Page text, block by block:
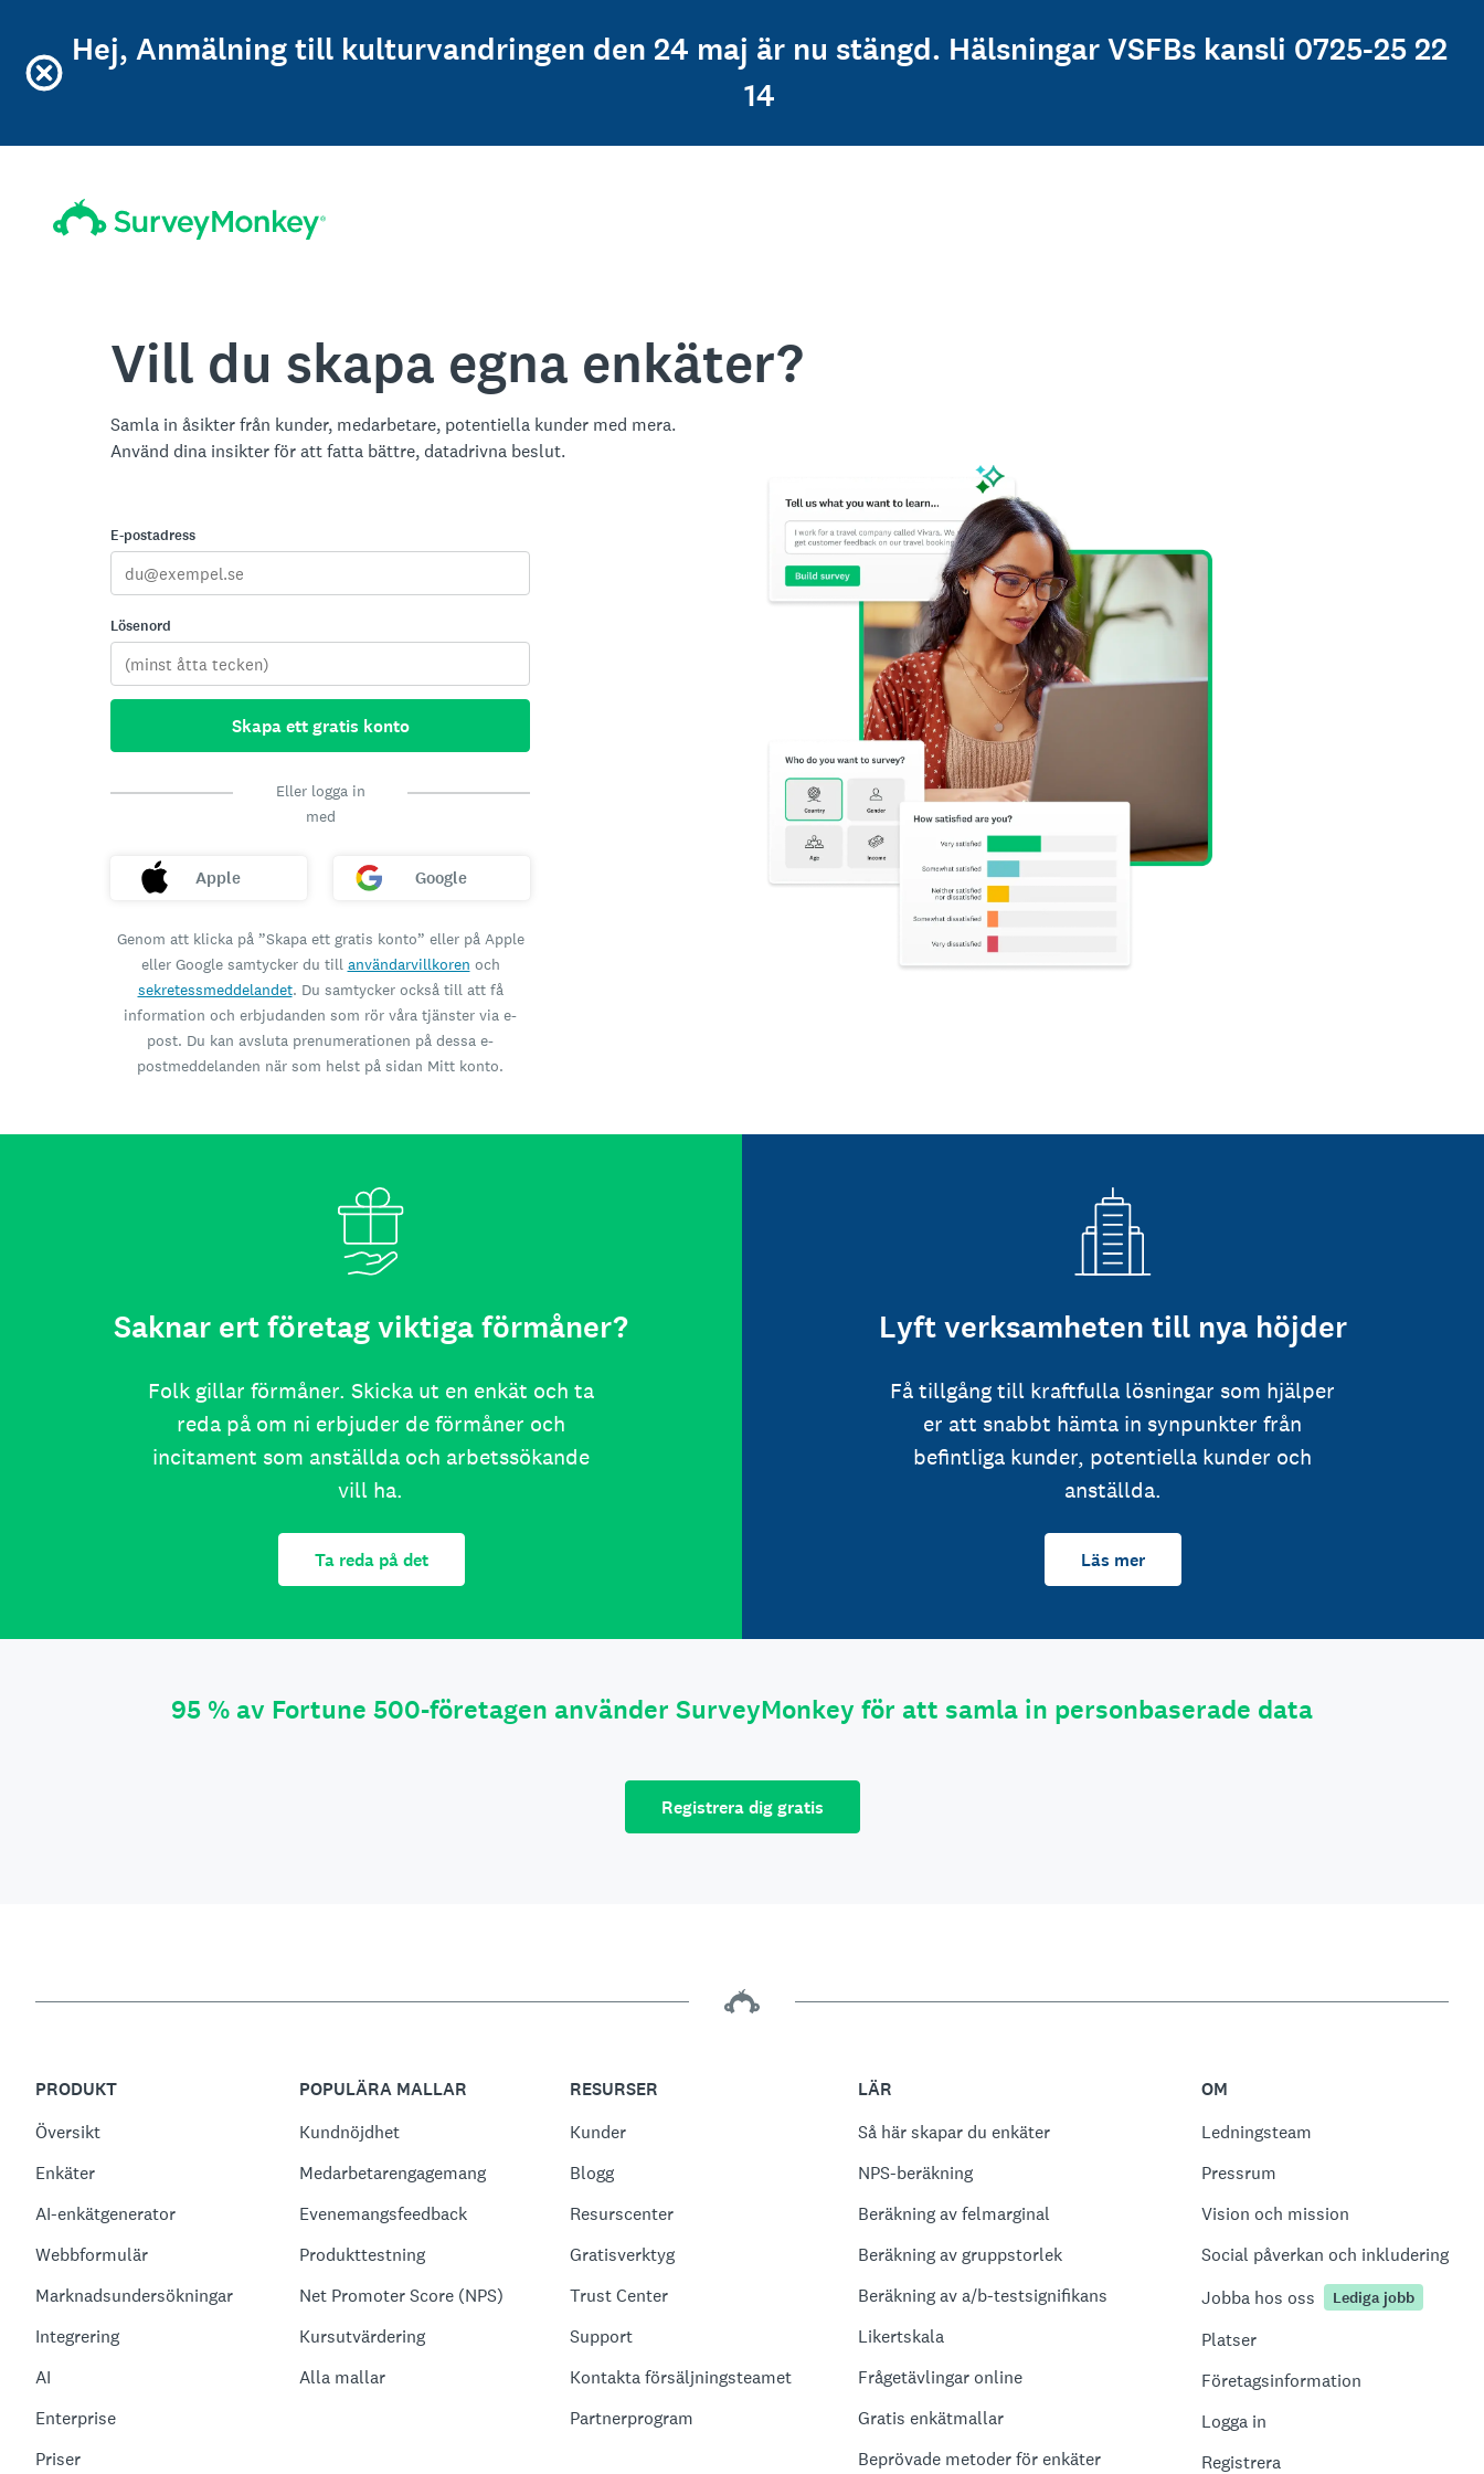
Hej, Anmälning till kulturvandringen den 24 maj är nu stängd. Hälsningar VSFBs kansli 0725-25 22
14
Vill du skapa egna enkäter?
Samla in åsikter från kunder, medarbetare, potentiella kunder med mera.
Använd dina insikter för att fatta bättre, datadrivna beslut.
E-postadress
Lösenord
Skapa ett gratis konto
Eller logga in
med
Apple Google
Genom att klicka på ”Skapa ett gratis konto” eller på Apple
eller Google samtycker du till användarvillkoren och
sekretessmeddelandet. Du samtycker också till att få
information och erbjudanden som rör våra tjänster via e-
post. Du kan avsluta prenumerationen på dessa e-
postmeddelanden när som helst på sidan Mitt konto.
Saknar ert företag viktiga förmåner?
Folk gillar förmåner. Skicka ut en enkät och ta
reda på om ni erbjuder de förmåner och
incitament som anställda och arbetssökande
vill ha.
Ta reda på det
Lyft verksamheten till nya höjder
Få tillgång till kraftfulla lösningar som hjälper
er att snabbt hämta in synpunkter från
befintliga kunder, potentiella kunder och
anställda.
Läs mer
95 % av Fortune 500-företagen använder SurveyMonkey för att samla in personbaserade data
Registrera dig gratis
PRODUKT
Översikt
Enkäter
AI-enkätgenerator
Webbformulär
Marknadsundersökningar
Integrering
AI
Enterprise
Priser
POPULÄRA MALLAR
Kundnöjdhet
Medarbetarengagemang
Evenemangsfeedback
Produkttestning
Net Promoter Score (NPS)
Kursutvärdering
Alla mallar
RESURSER
Kunder
Blogg
Resurscenter
Gratisverktyg
Trust Center
Support
Kontakta försäljningsteamet
Partnerprogram
LÄR
Så här skapar du enkäter
NPS-beräkning
Beräkning av felmarginal
Beräkning av gruppstorlek
Beräkning av a/b-testsignifikans
Likertskala
Frågetävlingar online
Gratis enkätmallar
Beprövade metoder för enkäter
OM
Ledningsteam
Pressrum
Vision och mission
Social påverkan och inkludering
Jobba hos oss
Lediga jobb
Platser
Företagsinformation
Logga in
Registrera